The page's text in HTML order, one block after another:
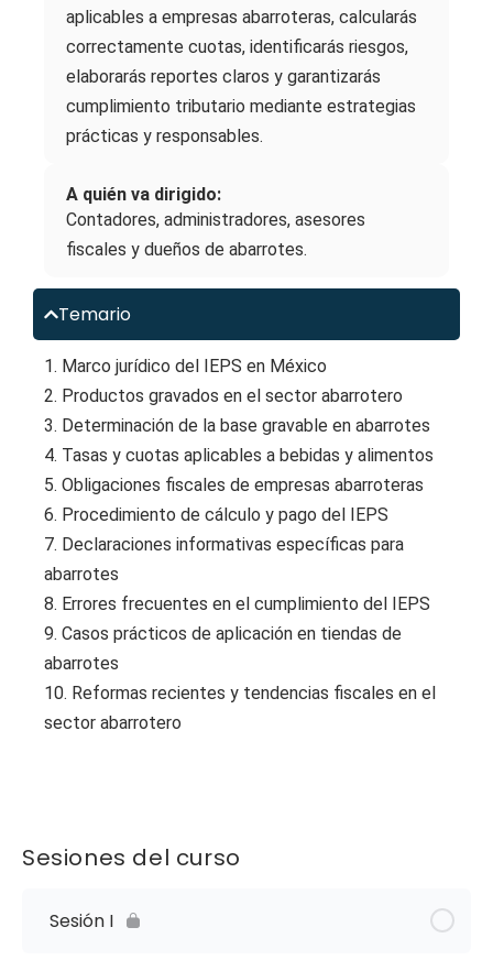
aplicables a empresas abarroteras, calcularás
correctamente cuotas, identificarás riesgos,
elaborarás reportes claros y garantizarás
cumplimiento tributario mediante estrategias
prácticas y responsables.
A quién va dirigido:
Contadores, administradores, asesores
fiscales y dueños de abarrotes.
Temario
1. Marco jurídico del IEPS en México
2. Productos gravados en el sector abarrotero
3. Determinación de la base gravable en abarrotes
4. Tasas y cuotas aplicables a bebidas y alimentos
5. Obligaciones fiscales de empresas abarroteras
6. Procedimiento de cálculo y pago del IEPS
7. Declaraciones informativas específicas para
abarrotes
8. Errores frecuentes en el cumplimiento del IEPS
9. Casos prácticos de aplicación en tiendas de
abarrotes
10. Reformas recientes y tendencias fiscales en el
sector abarrotero
Sesiones del curso
Sesión I